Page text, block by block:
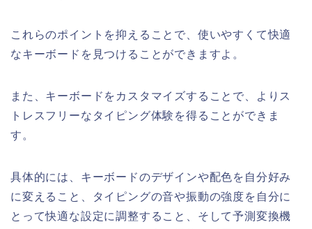
これらのポイントを抑えることで、使いやすくて快適
なキーボードを見つけることができますよ。
また、キーボードをカスタマイズすることで、よりス
トレスフリーなタイピング体験を得ることができま
す。
具体的には、キーボードのデザインや配色を自分好み
に変えること、タイピングの音や振動の強度を自分に
とって快適な設定に調整すること、そして予測変換機